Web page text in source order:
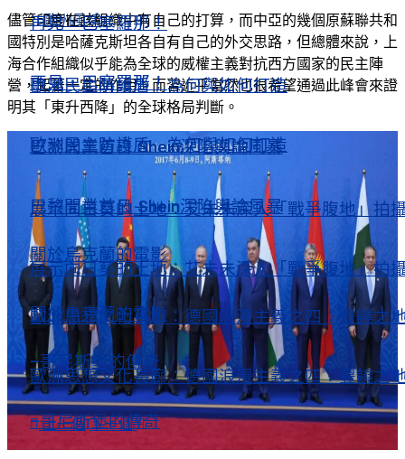
再見，巴塞羅那！
歐洲民主防護盾 為何與如何打造
巴黎開業首日 Shein深陷輿論風暴
展示向日葵的土地：艾未未深入「戰爭腹地」拍
關於烏克蘭的電影
歐洲思想文化長廊：德國浪漫主義之四：豐饒之
–哥尼斯堡的傳奇
上一個 下一個
歐洲風情
再見，巴塞羅那！
歐洲民主防護盾 為何與如何打造
巴黎開業首日 Shein深陷輿論風暴
展示向日葵的土地：艾未未深入「戰爭腹地」拍
關於烏克蘭的電影
歐洲思想文化長廊：德國浪漫主義之四：豐饒之
–哥尼斯堡的傳奇
儘管印度在該組織中有自己的打算，而中亞的幾個原蘇聯共和
國特別是哈薩克斯坦各自有自己的外交思路，但總體來說，上
海合作組織似乎能為全球的威權主義對抗西方國家的民主陣
營，起著一定的作用。而習近平當然也很希望通過此峰會來證
明其「東升西降」的全球格局判斷。